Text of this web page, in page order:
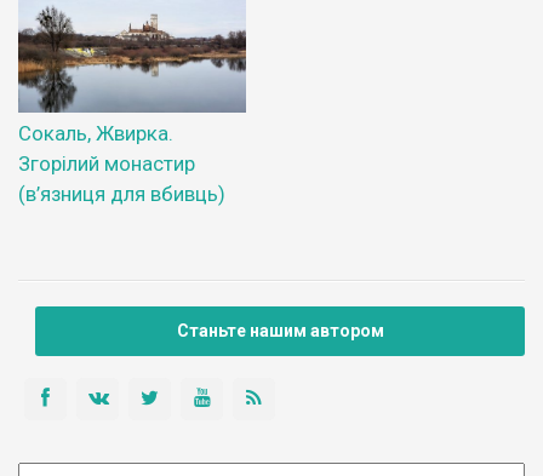
Сокаль, Жвирка.
Згорілий монастир
(в’язниця для вбивць)
Станьте нашим автором